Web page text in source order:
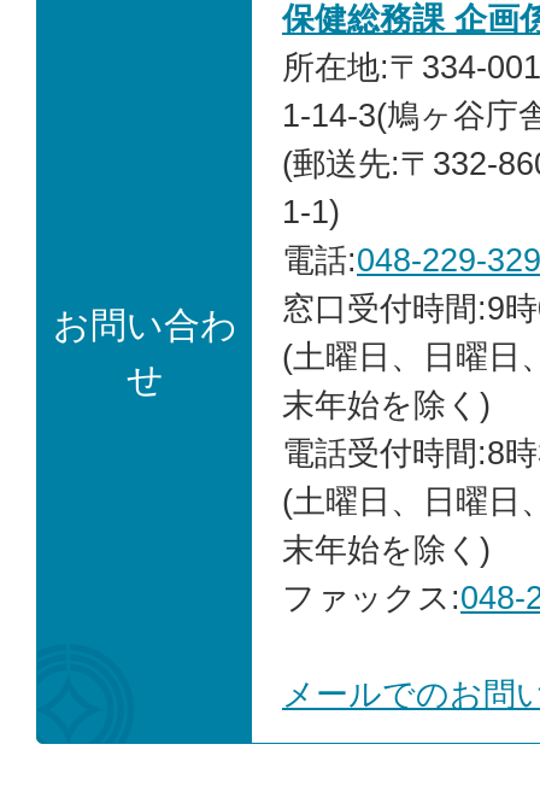
お問い合わ
せ
保健総務課 企画
所在地:〒334-
1-14-3(鳩ヶ谷庁
(郵送先:〒332-
1-1)
電話:048-229-
窓口受付時間:9
(土曜日、日曜日
末年始を除く)
電話受付時間:8
(土曜日、日曜日
末年始を除く)
ファックス:048-
メールでのお問